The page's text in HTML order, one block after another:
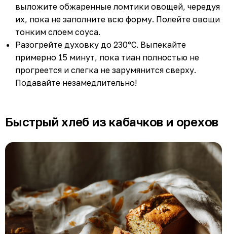
выложите обжаренные ломтики овощей, чередуя
их, пока не заполните всю форму. Полейте овощи
тонким слоем соуса.
Разогрейте духовку до 230°C. Выпекайте
примерно 15 минут, пока тиан полностью не
прогреется и слегка не зарумянится сверху.
Подавайте незамедлительно!
Быстрый хлеб из кабачков и орехов